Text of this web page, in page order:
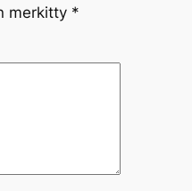
merkitty *